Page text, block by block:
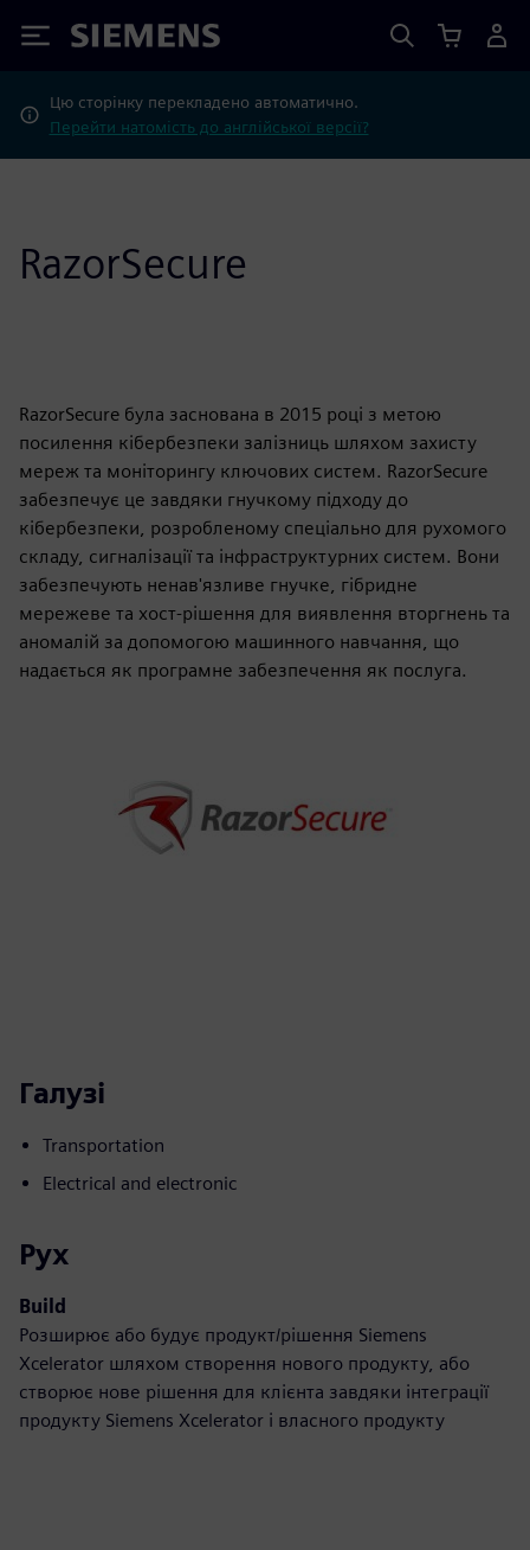
Siemens
Цю сторінку перекладено автоматично.
Перейти натомість до англійської версії?
RazorSecure
RazorSecure була заснована в 2015 році з метою
посилення кібербезпеки залізниць шляхом захисту
мереж та моніторингу ключових систем. RazorSecure
забезпечує це завдяки гнучкому підходу до
кібербезпеки, розробленому спеціально для рухомого
складу, сигналізації та інфраструктурних систем. Вони
забезпечують ненав'язливе гнучке, гібридне
мережеве та хост-рішення для виявлення вторгнень та
аномалій за допомогою машинного навчання, що
надається як програмне забезпечення як послуга.
Галузі
Transportation
Electrical and electronic
Рух
Build
Розширює або будує продукт/рішення Siemens
Xcelerator шляхом створення нового продукту, або
створює нове рішення для клієнта завдяки інтеграції
продукту Siemens Xcelerator і власного продукту